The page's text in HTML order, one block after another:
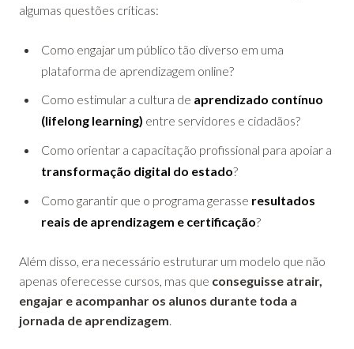
algumas questões críticas:
Como engajar um público tão diverso em uma
plataforma de aprendizagem online?
Como estimular a cultura de aprendizado contínuo
(lifelong learning) entre servidores e cidadãos?
Como orientar a capacitação profissional para apoiar a
transformação digital do estado?
Como garantir que o programa gerasse resultados
reais de aprendizagem e certificação?
Além disso, era necessário estruturar um modelo que não
apenas oferecesse cursos, mas que conseguisse atrair,
engajar e acompanhar os alunos durante toda a
jornada de aprendizagem